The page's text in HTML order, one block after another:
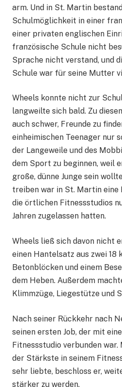
arm. Und in St. Martin
Schulmöglichkeit in einer
einer privaten englischen
französische Schule nicht
Sprache nicht verstand, und
Schule war für seine Mutter
Wheels konnte nicht zur
langweilte sich bald. Zu
auch schwer, Freunde zu
einheimischen Teenager nur
der Langeweile und des
dem Sport zu beginnen, weil
große, dünne Junge sein
treiben war in St. Martin eine
die örtlichen Fitnessstudios
Jahren zugelassen hatten.
Wheels ließ sich davon nicht
einen Hantelsatz aus zwei 18
Betonblöcken und einem
dem Heben. Außerdem
Klimmzüge, Liegestütze und
Nach seiner Rückkehr nach
seinen ersten Job, der mit
Fitnessstudio verbunden
der Stärkste in seinem
sehr liebte, beschloss er,
stärker zu werden.